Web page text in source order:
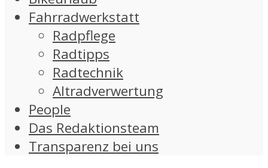
Fahrradwerkstatt
Radpflege
Radtipps
Radtechnik
Altradverwertung
People
Das Redaktionsteam
Transparenz bei uns